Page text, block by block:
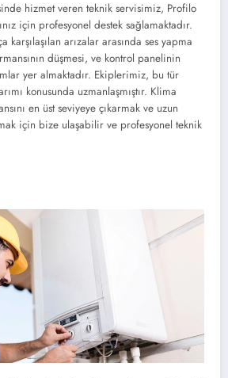
hizmet veren teknik servisimiz, Profilo
için profesyonel destek sağlamaktadır.
karşılaşılan arızalar arasında ses yapma
düşmesi, ve kontrol panelinin
yer almaktadır. Ekiplerimiz, bu tür
konusunda uzmanlaşmıştır. Klima
en üst seviyeye çıkarmak ve uzun
için bize ulaşabilir ve profesyonel teknik